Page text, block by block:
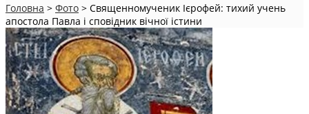
Головна > Фото > Священномученик Ієрофей: тихий учень
апостола Павла і сповідник вічної істини